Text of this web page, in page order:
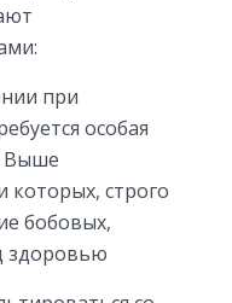
при
особая
Выше
которых, строго
бобовых,
здоровью